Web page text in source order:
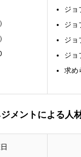
ジョ
ジョ
ジョ
ジョ
求め
メントによる人